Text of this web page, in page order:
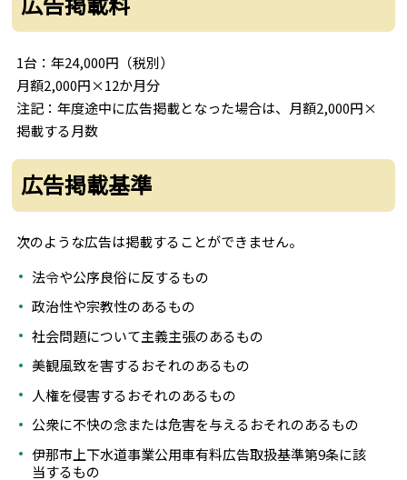
1台：年24,000円（税別）
月額2,000円×12か月分
注記：年度途中に広告掲載となった場合は、月額2,000円×
掲載する月数
広告掲載基準
次のような広告は掲載することができません。
法令や公序良俗に反するもの
政治性や宗教性のあるもの
社会問題について主義主張のあるもの
美観風致を害するおそれのあるもの
人権を侵害するおそれのあるもの
公衆に不快の念または危害を与えるおそれのあるもの
伊那市上下水道事業公用車有料広告取扱基準第9条に該
当するもの